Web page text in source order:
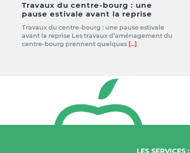
Travaux du centre-bourg : une
pause estivale avant la reprise
Travaux du centre-bourg : une pause estivale
avant la reprise Les travaux d’aménagement du
centre-bourg prennent quelques [...]
LES SERVICES :